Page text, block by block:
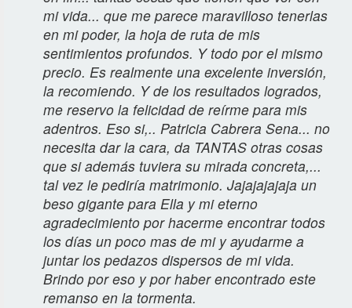
mi vida... que me parece maravilloso tenerlas
en mi poder, la hoja de ruta de mis
sentimientos profundos. Y todo por el mismo
precio. Es realmente una excelente inversión,
la recomiendo. Y de los resultados logrados,
me reservo la felicidad de reírme para mis
adentros. Eso si,.. Patricia Cabrera Sena... no
necesita dar la cara, da TANTAS otras cosas
que si además tuviera su mirada concreta,...
tal vez le pediría matrimonio. Jajajajajaja un
beso gigante para Ella y mi eterno
agradecimiento por hacerme encontrar todos
los días un poco mas de mi y ayudarme a
juntar los pedazos dispersos de mi vida.
Brindo por eso y por haber encontrado este
remanso en la tormenta.